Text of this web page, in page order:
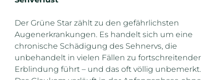
Der Grüne Star zählt zu den gefährlichsten
Augenerkrankungen. Es handelt sich um eine
chronische Schädigung des Sehnervs, die
unbehandelt in vielen Fällen zu fortschreitender
Erblindung führt – und das oft völlig unbemerkt.